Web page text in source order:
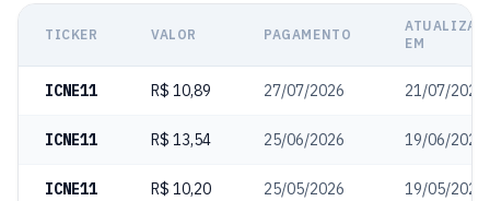
TICKER VALOR PAGAMENTO
EM
ICNE11 R$ 10,89 27/07/2026 21/07/2026
ICNE11 R$ 13,54 25/06/2026 19/06/2026
ICNE11 R$ 10,20 25/05/2026 19/05/2026